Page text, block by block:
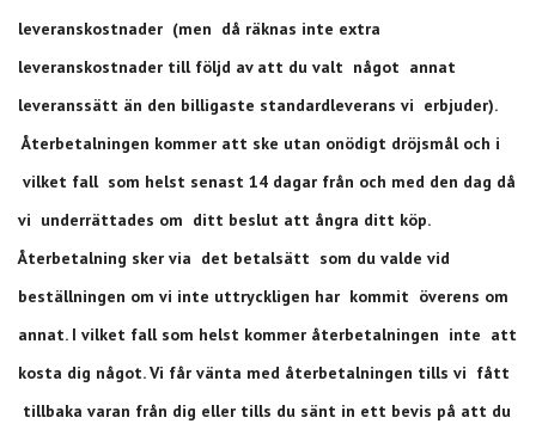
leveranskostnader (men då räknas inte extra
leveranskostnader till följd av att du valt något annat
leveranssätt än den billigaste standardleverans vi erbjuder).
Återbetalningen kommer att ske utan onödigt dröjsmål och i
vilket fall som helst senast 14 dagar från och med den dag då
vi underrättades om ditt beslut att ångra ditt köp.
Återbetalning sker via det betalsätt som du valde vid
beställningen om vi inte uttryckligen har kommit överens om
annat. I vilket fall som helst kommer återbetalningen inte att
kosta dig något. Vi får vänta med återbetalningen tills vi fått
tillbaka varan från dig eller tills du sänt in ett bevis på att du